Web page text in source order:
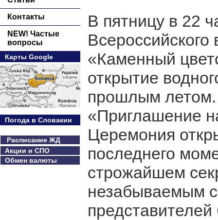
Контакты
NEW! Частые
вопросы
Карты Google
Погода в Словакии
Расписание ЖД
Акции и СПО
Обмен валюты
В пятницу в 22
«Каменный
открытие
прошлым летом.
«Приглашение
Церемония
последнего
строжайшем
незабываемым